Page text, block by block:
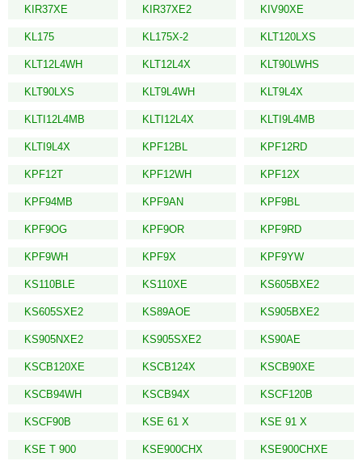
KIR37XE KIR37XE2 KIV90XE
KL175 KL175X-2 KLT120LXS
KLT12L4WH KLT12L4X KLT90LWHS
KLT90LXS KLT9L4WH KLT9L4X
KLTI12L4MB KLTI12L4X KLTI9L4MB
KLTI9L4X KPF12BL KPF12RD
KPF12T KPF12WH KPF12X
KPF94MB KPF9AN KPF9BL
KPF9OG KPF9OR KPF9RD
KPF9WH KPF9X KPF9YW
KS110BLE KS110XE KS605BXE2
KS605SXE2 KS89AOE KS905BXE2
KS905NXE2 KS905SXE2 KS90AE
KSCB120XE KSCB124X KSCB90XE
KSCB94WH KSCB94X KSCF120B
KSCF90B KSE 61 X KSE 91 X
KSE T 900 KSE900CHX KSE900CHXE